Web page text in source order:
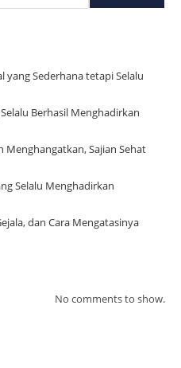
yang Sederhana tetapi Selalu
Berhasil Menghadirkan
Sajian Sehat
Selalu Menghadirkan
dan Cara Mengatasinya
No comments to show.